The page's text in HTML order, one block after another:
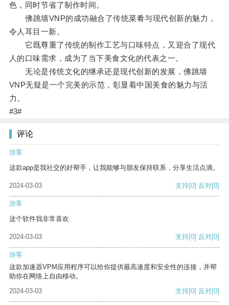
色，同时节省了制作时间。
佛跳墙VNP的成功融合了传统菜肴与现代创新的魅力，
令人耳目一新。
它既尊重了传统的制作工艺与口味特点，又迎合了现代
人的口味需求，成为了当下美食文化的代表之一。
无论是传统文化的继承还是现代创新的发展，佛跳墙
VNP无疑是一个完美的示范，彰显着中国美食的魅力与活
力。
#3#
评论
游客
这款app是我社交的好帮手，让我能够与朋友保持联系，分享生活点滴。
2024-03-03 支持[0] 反对[0]
游客
这个软件我非常喜欢
2024-03-03 支持[0] 反对[0]
游客
这款加速器VPM应用程序可以给你提供最高速度和安全性的连接，并帮
助你在网络上自由移动。
2024-03-03
支持[0] 反对[0]